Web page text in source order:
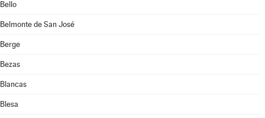
Bello
Belmonte de San José
Berge
Bezas
Blancas
Blesa